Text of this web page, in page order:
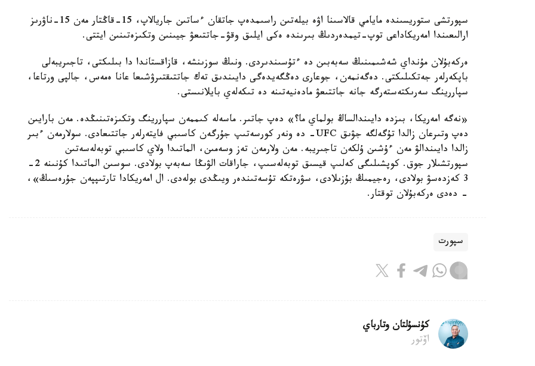
سپورتشى ستوريسىندە مايامي قالاسىنا اۋە بيلەتىن راسىمدەپ جاتقان ءساتىن جاريالاپ، 15-قاڭتار مەن 15-ناۋرىز
ارالىعىندا امەريكاداعى توپ-تيمدەردىڭ بىرىندە ەكى ايلىق وقۋ-جاتتىعۋ جيىنىن وتكىزەتىنىن ايتتى.
ەركەبۇلان مۇنداي شەشىمىنىڭ سەبەبىن دە ءتۇسىندىردى. ونىڭ سوزىنشە، قازاقستاندا دا بىلىكتى، تاجىريبەلى
باپكەرلەر جەتكىلىكتى. دەگەنمەن، جوعارى دەڭگەيدەگى دايىندىق تەك جاتتىقتىرۋشىعا عانا ەمەس، جالپى ورتاعا،
سپاررينگ سەرىكتەستەرگە جانە جاتتىعۋ مادەنيەتىنە دە تىكەلەي بايلانىستى.
«نەگە امەريكا، بىزدە دايىندالساڭ بولماي ما؟» دەپ جاتىر. ماسەلە كىممەن سپاررينگ وتكىزەتىنىڭدە. مەن بارايىن
دەپ وتىرعان زالدا تۇگەلگە جۋىق UFC- دە ونەر كورسەتىپ جۇرگەن كاسىبي فايتەرلەر جاتتىعادى. سولارمەن ءبىر
زالدا دايىندالۋ مەن ءۇشىن ۇلكەن تاجىريبە. مەن ولارمەن تەز وسەمىن، الماتىدا ولاي كاسىبي توبەلەسەتىن
سپورتشىلار جوق. كوپشىلىگى كەلىپ قيسىق توبەلەسىپ، جاراقات الۋىڭا سەبەپ بولادى. سوسىن الماتىدا كۇنىنە 2-
3 كەزدەسۋ بولادى، رەجيمىڭ بۇزىلادى، سۋرەتكە تۇسەتىندەر ويىڭدى بولەدى. ال امەريكادا تارتىپپەن جۇرەسىڭ»،
- دەدى ەركەبۇلان توقتار.
سپورت
كۇنسۇلتان وتارباي
اۆتور